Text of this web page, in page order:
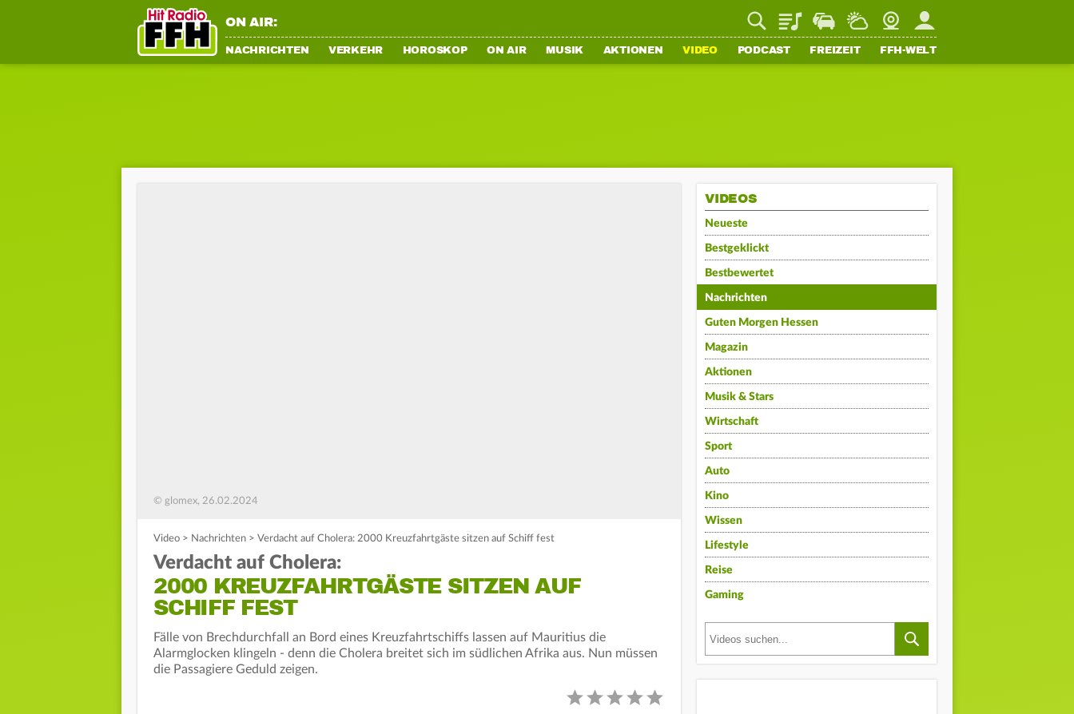
ON AIR: PlaylistStaupilotWetterWebcamMein FFH
NACHRICHTEN VERKEHR HOROSKOP ON AIR MUSIK AKTIONEN VIDEO PODCAST FREIZEIT FFH-WELT
© glomex, 26.02.2024
Video > Nachrichten > Verdacht auf Cholera: 2000 Kreuzfahrtgäste sitzen auf Schiff fest
Verdacht auf Cholera:
2000 KREUZFAHRTGÄSTE SITZEN AUF
SCHIFF FEST
Fälle von Brechdurchfall an Bord eines Kreuzfahrtschiffs lassen auf Mauritius die
Alarmglocken klingeln - denn die Cholera breitet sich im südlichen Afrika aus. Nun müssen
die Passagiere Geduld zeigen.
VIDEOS
Neueste
Bestgeklickt
Bestbewertet
Nachrichten
Guten Morgen Hessen
Magazin
Aktionen
Musik & Stars
Wirtschaft
Sport
Auto
Kino
Wissen
Lifestyle
Reise
Gaming